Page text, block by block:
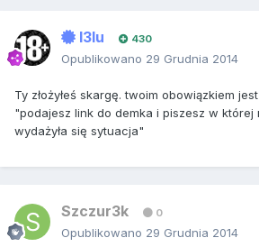
I3lu 430
Opublikowano 29 Grudnia 2014
Ty złożyłeś skargę. twoim obowiązkiem
"podajesz link do demka i piszesz w której
wydażyła się sytuacja"
Szczur3k 0
Opublikowano 29 Grudnia 2014